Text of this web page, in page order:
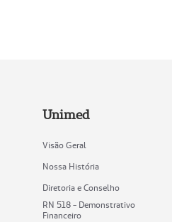
Unimed
Visão Geral
Nossa História
Diretoria e Conselho
RN 518 - Demonstrativo
Financeiro